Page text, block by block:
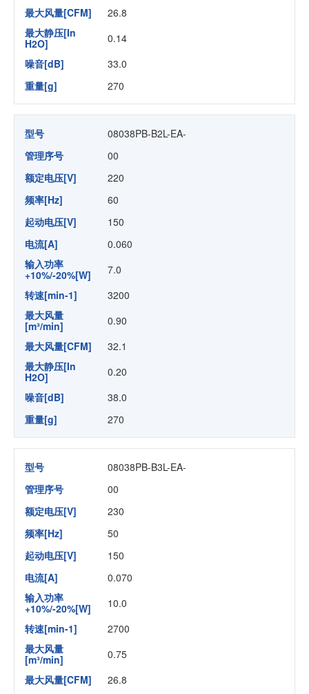
最大风量[CFM]
26.8
最大静压[In
H2O]
0.14
噪音[dB]
33.0
重量[g]
270
型号
08038PB-B2L-EA-
管理序号
00
额定电压[V]
220
频率[Hz]
60
起动电压[V]
150
电流[A]
0.060
输入功率
+10%/-20%[W]
7.0
转速[min-1]
3200
最大风量
[m³/min]
0.90
最大风量[CFM]
32.1
最大静压[In
H2O]
0.20
噪音[dB]
38.0
重量[g]
270
型号
08038PB-B3L-EA-
管理序号
00
额定电压[V]
230
频率[Hz]
50
起动电压[V]
150
电流[A]
0.070
输入功率
+10%/-20%[W]
10.0
转速[min-1]
2700
最大风量
[m³/min]
0.75
最大风量[CFM]
26.8